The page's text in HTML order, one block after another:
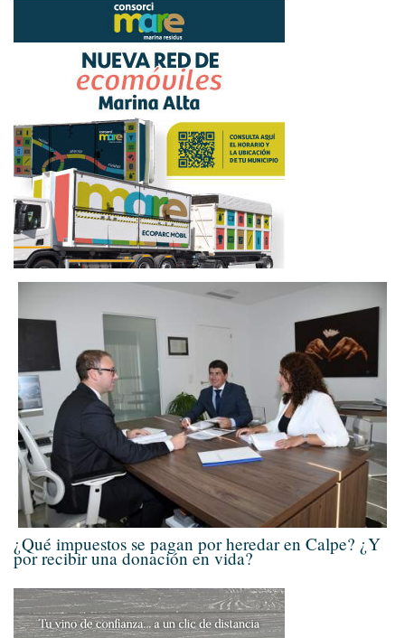
¿Qué impuestos se pagan por heredar en Calpe? ¿Y
por recibir una donación en vida?